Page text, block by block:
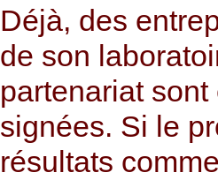
Déjà, des
de son
partenariat sont
signées. Si le
résultats